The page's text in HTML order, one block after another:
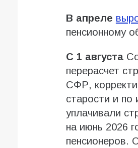
В апреле
пенсионному
С 1 августа
перерасчет
СФР,
старости и по
уплачивали
на июнь 2026
пенсионеров.